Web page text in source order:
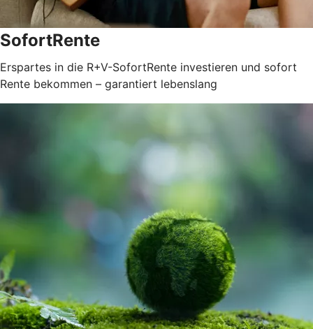
SofortRente
Erspartes in die R+V-SofortRente investieren und sofort
Rente bekommen – garantiert lebenslang